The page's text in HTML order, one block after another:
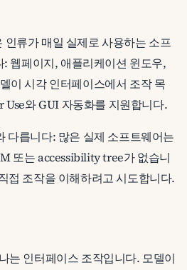
류가 매일 실제로 사용하는 소프
웹페이지, 애플리케이션 윈도우,
이 시각 인터페이스에서 조작 목
와 GUI 자동화를 지원합니다.
다릅니다: 많은 실제 소프트웨어는
또는 accessibility tree가 없습니
접 조작을 이해하려고 시도합니다.
는 인터페이스 조작입니다. 모델이